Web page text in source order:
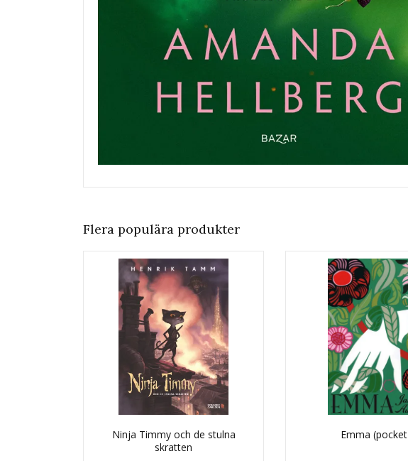
Flera populära produkter
Ninja Timmy och de stulna
skratten
Emma